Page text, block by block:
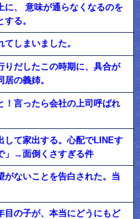
に、 意味が通らなくなるのを
る。
しまいました。
りだしたこの時期に、具合が
の義姉。
！言ったら会社の上司呼ばれ
して家出する。心配でLINEす
」→面倒くさすぎる件
がないことを告白された。当
目の子が、本当にどうにもど